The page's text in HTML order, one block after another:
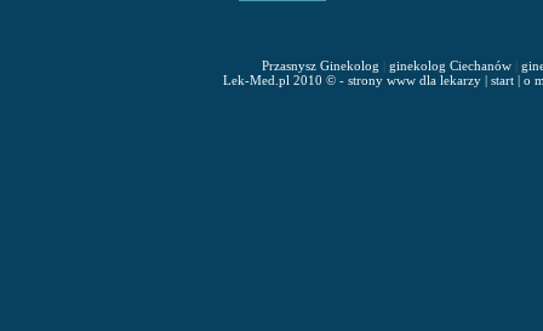
Przasnysz Ginekolog | ginekolog Ciechanów|
Lek-Med.pl 2010 © - strony www dla lekarzy| start| o